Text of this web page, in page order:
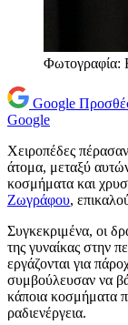
Φωτογραφία:
Google
Google
Χειροπέδες
άτομα, μεταξύ
κοσμήματα και
Ζωγράφου,
Συγκεκριμένα, οι
της γυναίκας στην
εργάζονται για
συμβούλευσαν να
κάποια κοσμήματα
ραδιενέργεια.